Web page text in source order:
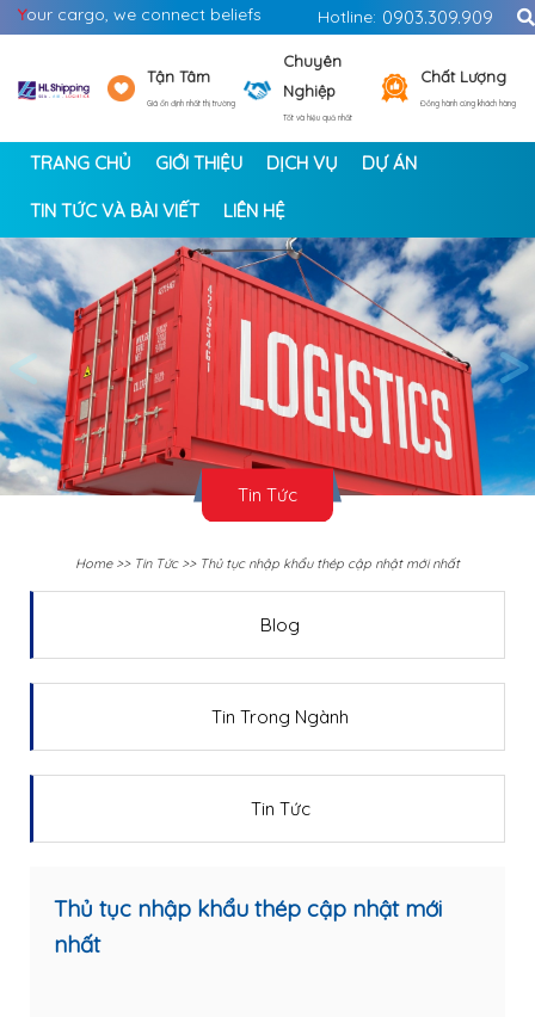
Your cargo, we connect beliefs Hotline: 0903.309.909
Tận Tâm
Giá ổn định nhất thị trường
Chuyên
Nghiệp
Tốt và hiệu quả nhất
Chất Lượng
Đồng hành cùng khách hàng
TRANG CHỦ GIỚI THIỆU DỊCH VỤ DỰ ÁN
TIN TỨC VÀ BÀI VIẾT LIÊN HỆ
< >
Tin Tức
Home>> Tin Tức>> Thủ tục nhập khẩu thép cập nhật mới nhất
Blog
Tin Trong Ngành
Tin Tức
Thủ tục nhập khẩu thép cập nhật mới
nhất